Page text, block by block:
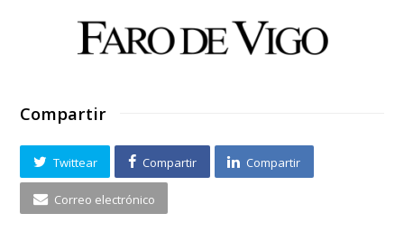
Compartir
Twittear Compartir Compartir
Correo electrónico